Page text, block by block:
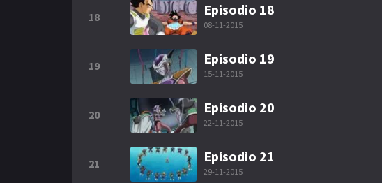
18 Episodio 18
08-11-2015
19 Episodio 19
15-11-2015
20 Episodio 20
22-11-2015
21 Episodio 21
29-11-2015